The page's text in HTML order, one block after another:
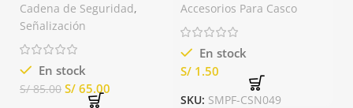
Cadena de Seguridad,
Señalización
En stock
S/85.00 S/ 65.00
Accesorios Para Casco
En stock
S/
SKU: SMPF-CSN049